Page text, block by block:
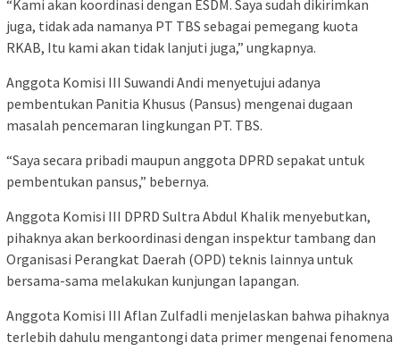
“Kami akan koordinasi dengan ESDM. Saya sudah dikirimkan
juga, tidak ada namanya PT TBS sebagai pemegang kuota
RKAB, Itu kami akan tidak lanjuti juga,” ungkapnya.
Anggota Komisi III Suwandi Andi menyetujui adanya
pembentukan Panitia Khusus (Pansus) mengenai dugaan
masalah pencemaran lingkungan PT. TBS.
“Saya secara pribadi maupun anggota DPRD sepakat untuk
pembentukan pansus,” bebernya.
Anggota Komisi III DPRD Sultra Abdul Khalik menyebutkan,
pihaknya akan berkoordinasi dengan inspektur tambang dan
Organisasi Perangkat Daerah (OPD) teknis lainnya untuk
bersama-sama melakukan kunjungan lapangan.
Anggota Komisi III Aflan Zulfadli menjelaskan bahwa pihaknya
terlebih dahulu mengantongi data primer mengenai fenomena